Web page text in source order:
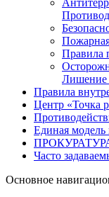
Правила
Лишение
Правила
Центр «Точка
Единая
Часто
Основное